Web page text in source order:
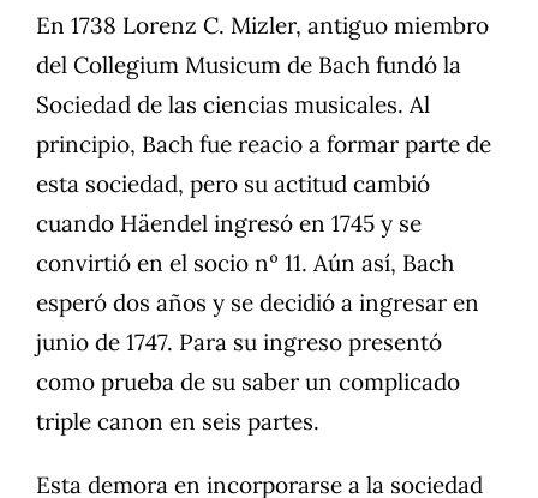
En 1738 Lorenz C. Mizler, antiguo miembro
del Collegium Musicum de Bach fundó la
Sociedad de las ciencias musicales. Al
principio, Bach fue reacio a formar parte de
esta sociedad, pero su actitud cambió
cuando Häendel ingresó en 1745 y se
convirtió en el socio nº 11. Aún así, Bach
esperó dos años y se decidió a ingresar en
junio de 1747. Para su ingreso presentó
como prueba de su saber un complicado
triple canon en seis partes.
Esta demora en incorporarse a la sociedad